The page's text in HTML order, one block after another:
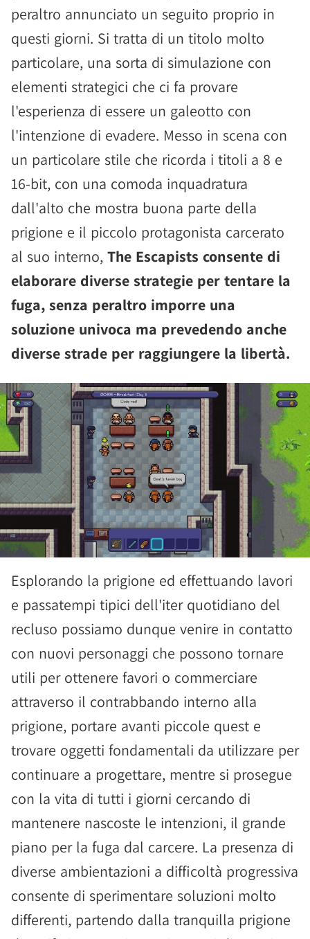
peraltro annunciato un seguito proprio in
questi giorni. Si tratta di un titolo molto
particolare, una sorta di simulazione con
elementi strategici che ci fa provare
l'esperienza di essere un galeotto con
l'intenzione di evadere. Messo in scena con
un particolare stile che ricorda i titoli a 8 e
16-bit, con una comoda inquadratura
dall'alto che mostra buona parte della
prigione e il piccolo protagonista carcerato
al suo interno, The Escapists consente di
elaborare diverse strategie per tentare la
fuga, senza peraltro imporre una
soluzione univoca ma prevedendo anche
diverse strade per raggiungere la libertà.
Esplorando la prigione ed effettuando lavori
e passatempi tipici dell'iter quotidiano del
recluso possiamo dunque venire in contatto
con nuovi personaggi che possono tornare
utili per ottenere favori o commerciare
attraverso il contrabbando interno alla
prigione, portare avanti piccole quest e
trovare oggetti fondamentali da utilizzare per
continuare a progettare, mentre si prosegue
con la vita di tutti i giorni cercando di
mantenere nascoste le intenzioni, il grande
piano per la fuga dal carcere. La presenza di
diverse ambientazioni a difficoltà progressiva
consente di sperimentare soluzioni molto
differenti, partendo dalla tranquilla prigione